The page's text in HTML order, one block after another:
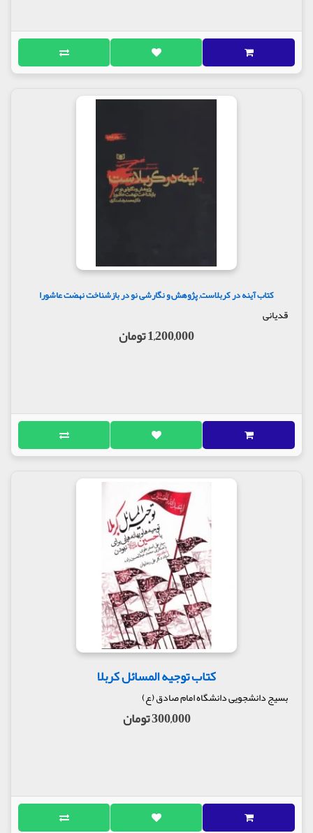
کتاب آینه در کربلاست, پژوهش و نگارشی نو در بازشناخت نهضت عاشورا
قدیانی
1,200,000 تومان
کتاب توجیه المسائل کربلا
بسیج دانشجویی دانشگاه امام صادق (ع)
300,000 تومان